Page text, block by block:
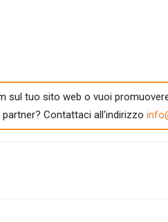
sul tuo sito web o vuoi
Contattaci all'indirizzo